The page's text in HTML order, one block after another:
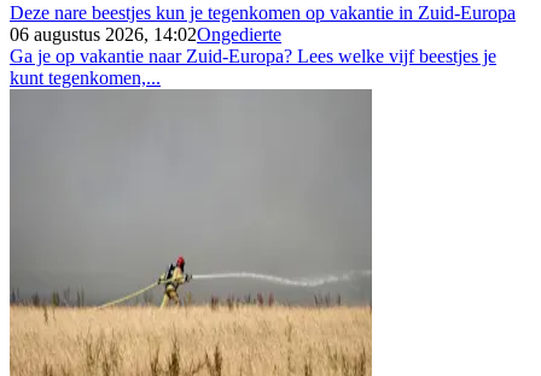
Deze nare beestjes kun je tegenkomen op vakantie in Zuid-Europa
06 augustus 2026, 14:02Ongedierte
Ga je op vakantie naar Zuid-Europa? Lees welke vijf beestjes je
kunt tegenkomen,...